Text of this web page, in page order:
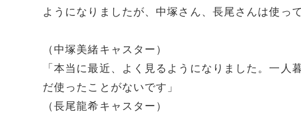
ようになりましたが、中塚さん、長尾さんは使っ
（中塚美緒キャスター）
「本当に最近、よく見るようになりました。一
だ使ったことがないです」
（長尾龍希キャスター）